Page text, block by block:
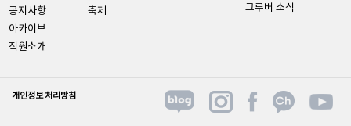
공지사항
아카이브
직원소개
축제
그루버 소식
개인정보 처리방침